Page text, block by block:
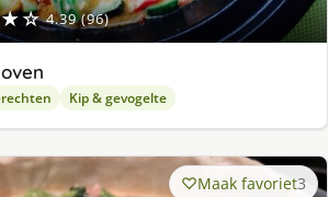
4.39 (96)
Kip & gevogelte
Maak favoriet3